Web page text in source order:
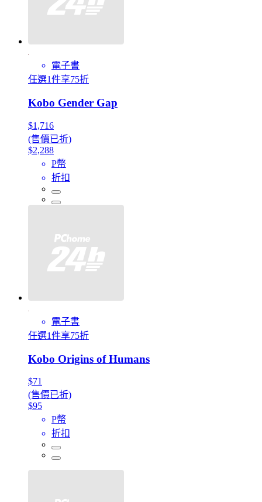
電子書
任選1件享75折
Kobo Gender Gap
$1,716
(售價已折)
$2,288
P幣
折扣
電子書
任選1件享75折
Kobo Origins of Humans
$71
(售價已折)
$95
P幣
折扣